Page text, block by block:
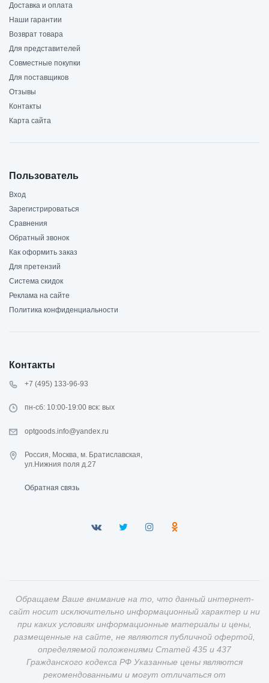
Доставка и оплата
Наши гарантии
Возврат товара
Для представителей
Совместные покупки
Для поставщиков
Отзывы
Контакты
Карта сайта
Пользователь
Вход
Зарегистрироваться
Сравнения
Обратный звонок
Как оформить заказ
Для претензий
Система скидок
Реклама на сайте
Политика конфиденциальности
Контакты
+7 (495) 133-96-93
пн-сб: 10:00-19:00 вск: вых
optgoods.info@yandex.ru
Россия, Москва, м. Братиславская,
ул.Нижния поля д.27
Обратная связь
Обращаем Ваше внимание на то, что данный интернет-
сайт носит исключительно информационный характер и ни
при каких условиях информационные материалы и цены,
размещенные на сайте, не являются публичной офертой,
определяемой положениями Статей 435 и 437
Гражданского кодекса РФ Указанные цены являются
рекомендованными и могут отличаться от